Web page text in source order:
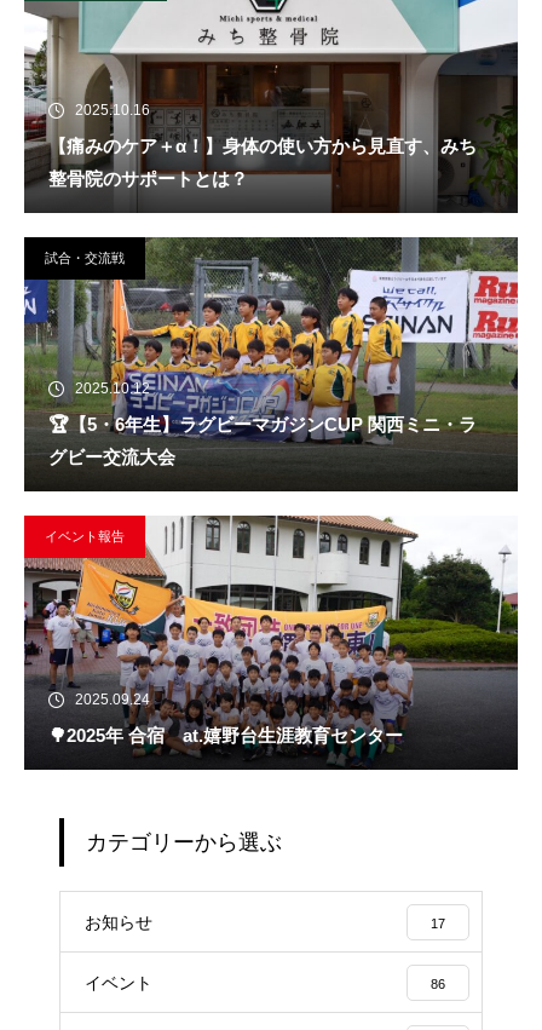
2025.10.16
【痛みのケア＋α！】身体の使い方から見直す、みち
整骨院のサポートとは？
試合・交流戦
2025.10.12
🏆️【5・6年生】ラグビーマガジンCUP 関西ミニ・ラ
グビー交流大会
イベント報告
2025.09.24
🌳2025年 合宿 at.嬉野台生涯教育センター
カテゴリーから選ぶ
お知らせ 17
イベント 86